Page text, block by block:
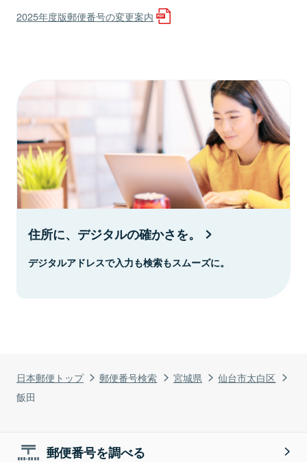
日本郵便トップ 郵便番号検索 宮城県
仙台市太白区
飯田
2025年度版郵便番号の変更案内
住所に、デジタルの確かさを。
デジタルアドレスで入力も検索もスムーズに。
郵便番号を調べる